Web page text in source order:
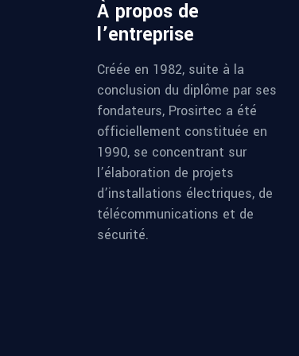
À propos de
l’entreprise
Créée en 1982, suite à la
conclusion du diplôme par ses
fondateurs, Prosirtec a été
officiellement constituée en
1990, se concentrant sur
l’élaboration de projets
d’installations électriques, de
télécommunications et de
sécurité.